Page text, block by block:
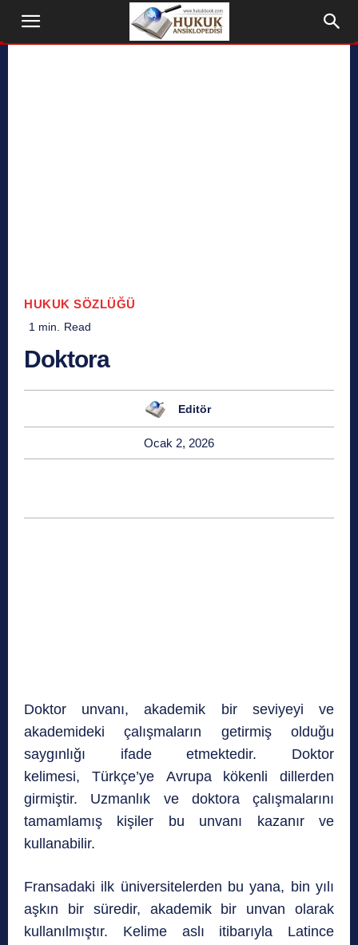
HUKUK SÖZLÜĞÜ
1 min. Read
Doktora
Editör
Ocak 2, 2026
Doktor unvanı, akademik bir seviyeyi ve
akademideki çalışmaların getirmiş olduğu
saygınlığı ifade etmektedir. Doktor
kelimesi, Türkçe’ye Avrupa kökenli dillerden
girmiştir. Uzmanlık ve doktora çalışmalarını
tamamlamış kişiler bu unvanı kazanır ve
kullanabilir.
Fransadaki ilk üniversitelerden bu yana, bin yılı
aşkın bir süredir, akademik bir unvan olarak
kullanılmıştır. Kelime aslı itibarıyla Latince